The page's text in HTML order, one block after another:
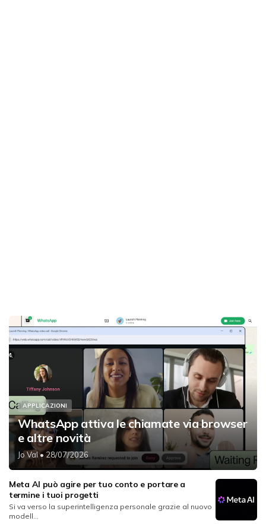
APPLICAZIONI
WhatsApp attiva le chiamate via browser
e altre novità
Jo Val• 28/07/2026
Meta AI può agire per tuo conto e portare a
termine i tuoi progetti
Si va verso la superintelligenza personale grazie al nuovo
modell...